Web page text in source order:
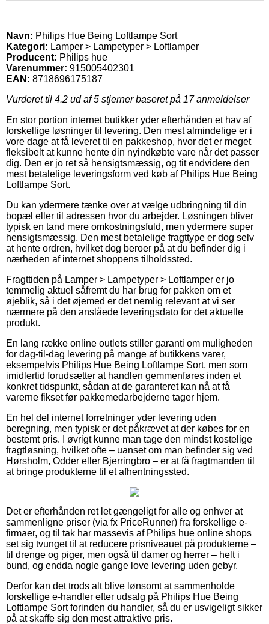
Navn: Philips Hue Being Loftlampe Sort
Kategori: Lamper > Lampetyper > Loftlamper
Producent: Philips hue
Varenummer: 915005402301
EAN: 8718696175187
Vurderet til 4.2 ud af 5 stjerner baseret på 17anmeldelser
En stor portion internet butikker yder efterhånden et hav af
forskellige løsninger til levering. Den mest almindelige er i
vore dage at få leveret til en pakkeshop, hvor det er meget
fleksibelt at kunne hente din nyindkøbte vare når det passer
dig. Den er jo ret så hensigtsmæssig, og tit endvidere den
mest betalelige leveringsform ved køb af Philips Hue Being
Loftlampe Sort.
Du kan ydermere tænke over at vælge udbringning til din
bopæl eller til adressen hvor du arbejder. Løsningen bliver
typisk en tand mere omkostningsfuld, men ydermere super
hensigtsmæssig. Den mest betalelige fragttype er dog selv
at hente ordren, hvilket dog beroer på at du befinder dig i
nærheden af internet shoppens tilholdssted.
Fragttiden på Lamper > Lampetyper > Loftlamper er jo
temmelig aktuel såfremt du har brug for pakken om et
øjeblik, så i det øjemed er det nemlig relevant at vi ser
nærmere på den anslåede leveringsdato for det aktuelle
produkt.
En lang række online outlets stiller garanti om muligheden
for dag-til-dag levering på mange af butikkens varer,
eksempelvis Philips Hue Being Loftlampe Sort, men som
imidlertid forudsætter at handlen gemmenføres inden et
konkret tidspunkt, sådan at de garanteret kan nå at få
varerne fikset før pakkemedarbejderne tager hjem.
En hel del internet forretninger yder levering uden
beregning, men typisk er det påkrævet at der købes for en
bestemt pris. I øvrigt kunne man tage den mindst kostelige
fragtløsning, hvilket ofte – uanset om man befinder sig ved
Hørsholm, Odder eller Bjerringbro – er at få fragtmanden til
at bringe produkterne til et afhentningssted.
Det er efterhånden ret let gængeligt for alle og enhver at
sammenligne priser (via fx PriceRunner) fra forskellige e-
firmaer, og til tak har massevis af Philips hue online shops
set sig tvunget til at reducere prisniveauet på produkterne –
til drenge og piger, men også til damer og herrer – helt i
bund, og endda nogle gange love levering uden gebyr.
Derfor kan det trods alt blive lønsomt at sammenholde
forskellige e-handler efter udsalg på Philips Hue Being
Loftlampe Sort forinden du handler, så du er usvigeligt sikker
på at skaffe sig den mest attraktive pris.